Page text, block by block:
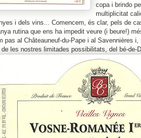
copa i brindo
multiplicitat
i dels vins... Comencem, és clar, pels de
rutina que ens ha impedit veure (i beure!)
pas al Châteauneuf-du-Pape i al Savennières
de les nostres limitades possibilitats, del bé-de-